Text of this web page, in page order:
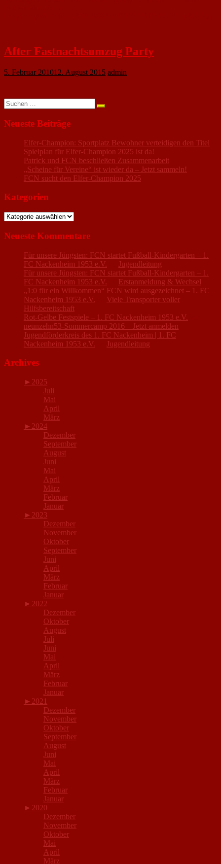
After Fastnachtsumzug Party
5. Februar 201012. August 2015 admin
Suchen
nach:
Neueste Beiträge
Elfer-Champion: Sportplatz Bewohner verteidigen den Titel
Spielplan für Elfer-Champion 2025 ist da!
Patrick und FCN beschließen Zusammenarbeit
„Scheine für Vereine“ ist wieder da – Jetzt sammeln!
FCN sucht den Elfer-Champion 2025
Kategorien
Kategorien
Neueste Kommentare
Für unsere Jüngsten: FCN startet Fußball-Kindergarten – 1.
FC Nackenheim 1953 e.V.
Jugendleitung
Für unsere Jüngsten: FCN startet Fußball-Kindergarten – 1.
FC Nackenheim 1953 e.V.
Erstanmeldung & Wechsel
„1:0 für ein Willkommen“ FCN wird ausgezeichnet – 1. FC
Nackenheim 1953 e.V.
Viele Transporter voller
Hilfsbereitschaft
Rot-Gelbe Festspiele – 1. FC Nackenheim 1953 e.V.
neunzehn53-Sommercamp 2016 – Jetzt anmelden
Jugendförderkreis des 1. FC Nackenheim | 1. FC
Nackenheim 1953 e.V.
Jugendleitung
Archives
► 2025
Juli
Mai
April
März
► 2024
Dezember
September
August
Juni
Mai
April
März
Februar
Januar
► 2023
Dezember
November
Oktober
September
Juni
April
März
Februar
Januar
► 2022
Dezember
Oktober
August
Juli
Juni
Mai
April
März
Februar
Januar
► 2021
Dezember
November
Oktober
September
August
Juni
Mai
April
März
Februar
Januar
► 2020
Dezember
November
Oktober
Mai
April
März